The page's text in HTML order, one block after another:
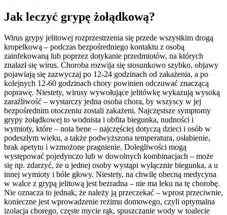
Jak leczyć grypę żołądkową?
Wirus grypy jelitowej rozprzestrzenia się przede wszystkim drogą
kropelkową – podczas bezpośredniego kontaktu z osobą
zainfekowaną lub poprzez dotykanie przedmiotów, na których
znalazł się wirus. Choroba rozwija się stosunkowo szybko, objawy
pojawiają się zazwyczaj po 12-24 godzinach od zakażenia, a po
kolejnych 12-60 godzinach chory powinien odczuwać znaczącą
poprawę. Niestety, wirusy wywołujące jelitówkę wykazują wysoką
zaraźliwość – wystarczy jedna osoba chora, by wszyscy w jej
bezpośrednim otoczeniu zostali zakażeni. Najczęstsze symptomy
grypy żołądkowej to wodnista i obfita biegunka, nudności i
wymioty, które – nota bene – najczęściej dotyczą dzieci i osób w
podeszłym wieku, a także podwyższona temperatura, osłabienie,
brak apetytu i wzmożone pragnienie. Dolegliwości mogą
występować pojedynczo lub w dowolnych kombinacjach – może
się np. zdarzyć, że u jednej osoby wystąpi wyłącznie biegunka, a u
innej wymioty i bóle głowy. Niestety, na chwilę obecną medycyna
w walce z grypą jelitową jest bezradna – nie ma leku na tę chorobę.
Nie oznacza to jednak, że należy ją przeczekać – wprost przeciwnie,
konieczne jest wprowadzenie reżimu domowego, czyli optymalna
izolacja chorego, częste mycie rąk, spuszczanie wody w toalecie